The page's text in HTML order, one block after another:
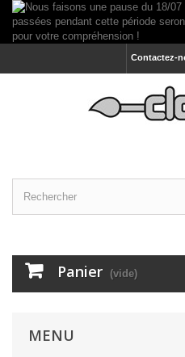
Contactez-
Panier (vide)
MENU